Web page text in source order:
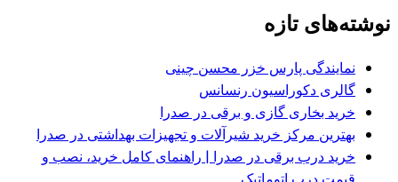
نوشته‌های تازه
نمایندگی پارس خزر محسن چینی
گالری دکوراسیون رنسانس
خرید بخاری گازی و برقی در صدرا
بهترین مرکز خرید شیرآلات و تجهیزات بهداشتی در صدرا
خرید درب برقی در صدرا | راهنمای کامل خرید، نصب و